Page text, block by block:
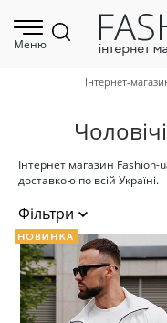
Меню
Інтернет-
Інтернет магазин Fashion-
доставкою по всій Україні.